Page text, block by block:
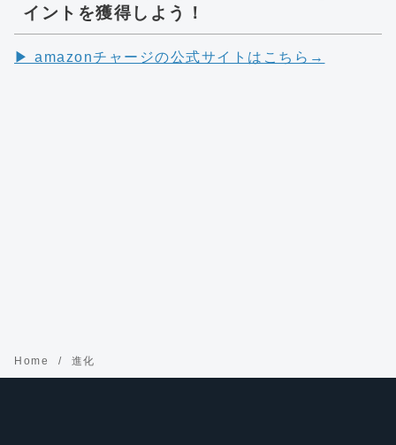
イントを獲得しよう！
▶︎ amazonチャージの公式サイトはこちら→
Home 進化